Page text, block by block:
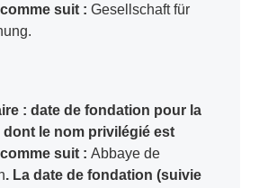
suit : Gesellschaft für
: date de fondation pour la
le nom privilégié est
suit : Abbaye de
. La date de fondation (suivie